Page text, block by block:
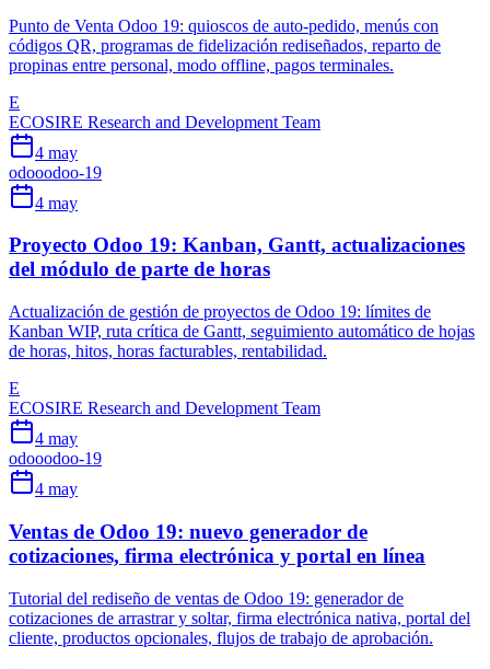
Punto de Venta Odoo 19: quioscos de auto-pedido, menús con
códigos QR, programas de fidelización rediseñados, reparto de
propinas entre personal, modo offline, pagos terminales.
E
ECOSIRE Research and Development Team
4 may
odooodoo-19
4 may
Proyecto Odoo 19: Kanban, Gantt, actualizaciones
del módulo de parte de horas
Actualización de gestión de proyectos de Odoo 19: límites de
Kanban WIP, ruta crítica de Gantt, seguimiento automático de hojas
de horas, hitos, horas facturables, rentabilidad.
E
ECOSIRE Research and Development Team
4 may
odooodoo-19
4 may
Ventas de Odoo 19: nuevo generador de
cotizaciones, firma electrónica y portal en línea
Tutorial del rediseño de ventas de Odoo 19: generador de
cotizaciones de arrastrar y soltar, firma electrónica nativa, portal del
cliente, productos opcionales, flujos de trabajo de aprobación.